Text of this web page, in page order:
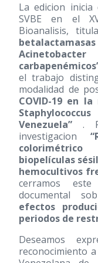
La edicion
SVBE en el
Bioanalisis,
el trabajo
modalidad de
COVID-19 en
Venezuela” .
investigacion
biopelículas
hemocultivos
cerramos
documental
efectos
periodos de
Deseamos
reconocimiento